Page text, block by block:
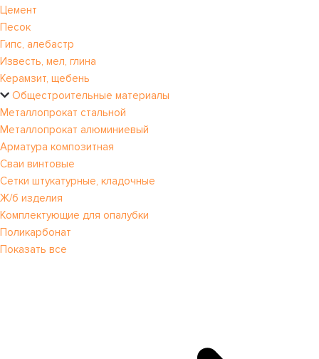
Цемент
Песок
Гипс, алебастр
Известь, мел, глина
Керамзит, щебень
Общестроительные материалы
Металлопрокат стальной
Металлопрокат алюминиевый
Арматура композитная
Сваи винтовые
Сетки штукатурные, кладочные
Ж/б изделия
Комплектующие для опалубки
Поликарбонат
Показать все